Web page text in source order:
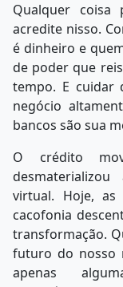
Qualquer
acredite nisso.
é dinheiro e
de poder que
tempo. E cuidar
negócio
bancos são sua
O crédito
virtual. Hoje, as
cacofonia
transformação.
futuro do nosso
apenas